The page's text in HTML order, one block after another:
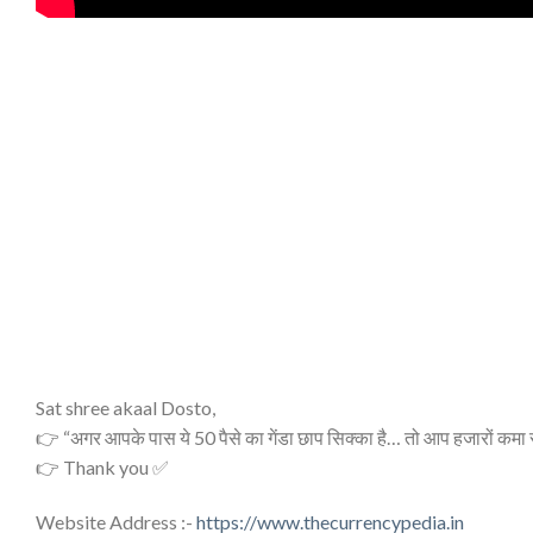
Sat shree akaal Dosto,
👉 “अगर आपके पास ये 50 पैसे का गेंडा छाप सिक्का है… तो आप हजारों
👉 Thank you ✅
Website Address :- https://www.thecurrencypedia.in